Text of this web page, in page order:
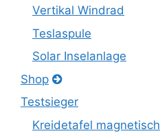
Vertikal Windrad
Teslaspule
Solar Inselanlage
Shop
Testsieger
Kreidetafel magnetisch